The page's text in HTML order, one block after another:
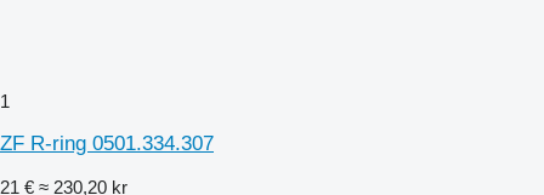
1
ZF R-ring 0501.334.307
21 € ≈ 230,20 kr